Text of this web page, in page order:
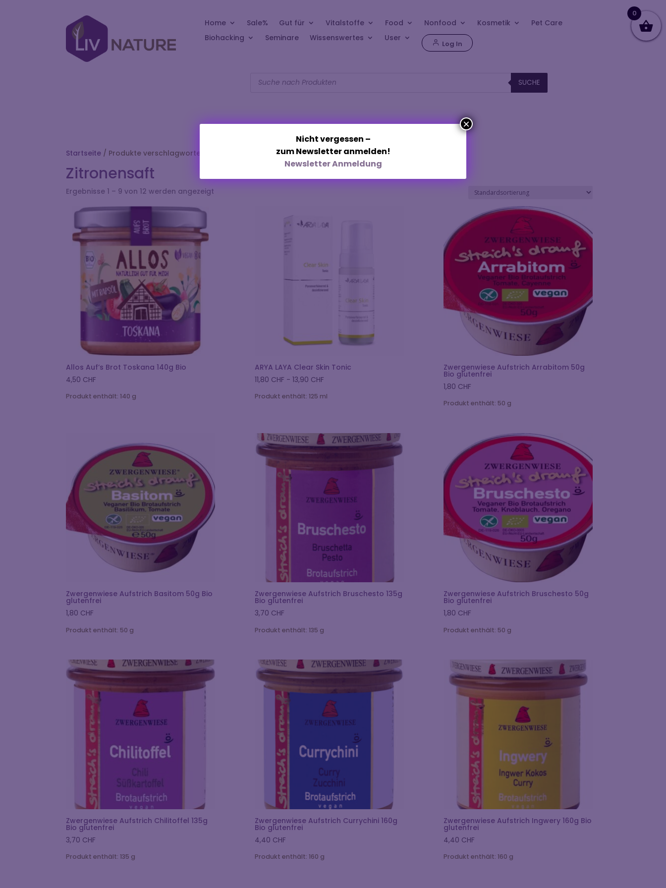
Home Sale% Gut für Vitalstoffe Food Nonfood Kosmetik
Pet Care
Biohacking
Seminare Wissenswertes User
Log In
search SUCHE
Startseite/ Produkte verschlagwortet mit „Zitronensaft“
Zitronensaft
Ergebnisse 1 – 9 von 12 werden angezeigt
Allos Auf’s Brot Toskana 140g Bio
4,50 CHF
Produkt enthält: 140 g
ARYA LAYA Clear Skin Tonic
11,80 CHF - 13,90 CHF
Produkt enthält: 125 ml
Zwergenwiese Aufstrich Arrabitom 50g
Bio glutenfrei
1,80 CHF
Produkt enthält: 50 g
Zwergenwiese Aufstrich Basitom 50g Bio
glutenfrei
1,80 CHF
Produkt enthält: 50 g
Zwergenwiese Aufstrich Bruschesto 135g
Bio glutenfrei
3,70 CHF
Produkt enthält: 135 g
Zwergenwiese Aufstrich Bruschesto 50g
Bio glutenfrei
1,80 CHF
Produkt enthält: 50 g
Zwergenwiese Aufstrich Chilitoffel 135g
Bio glutenfrei
3,70 CHF
Produkt enthält: 135 g
Zwergenwiese Aufstrich Currychini 160g
Bio glutenfrei
4,40 CHF
Produkt enthält: 160 g
Zwergenwiese Aufstrich Ingwery 160g Bio
glutenfrei
4,40 CHF
Produkt enthält: 160 g
Nicht vergessen –
zum Newsletter anmelden!
Newsletter Anmeldung
×
0